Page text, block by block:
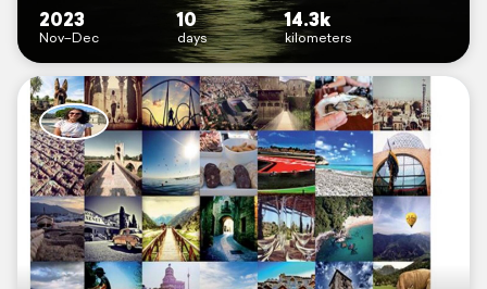
2023
Nov–Dec
10
days
14.3k
kilometers